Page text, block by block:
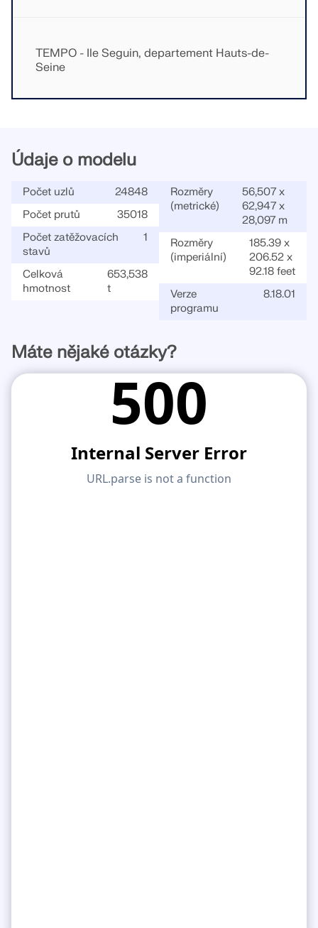
TEMPO - Ile Seguin, departement Hauts-de-
Seine
Údaje o modelu
Počet uzlů
24848
Počet prutů
35018
Počet zatěžovacích
stavů
1
Celková
hmotnost
653,538
t
Rozměry
(metrické)
56,507 x
62,947 x
28,097 m
Rozměry
(imperiální)
185.39 x
206.52 x
92.18 feet
Verze
programu
8.18.01
Máte nějaké otázky?